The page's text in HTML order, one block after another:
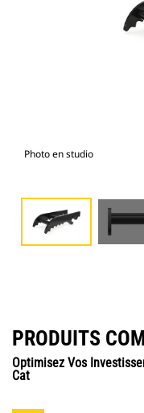
Photo en studio
PRODUITS
Optimisez Vos
Cat